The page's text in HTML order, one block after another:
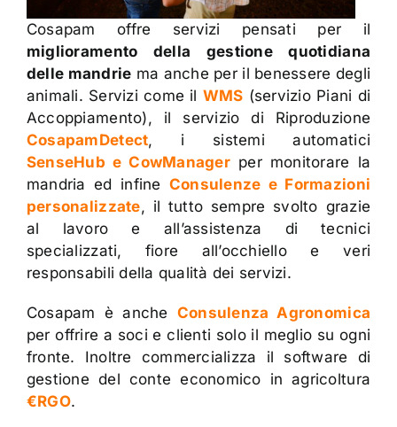
Cosapam offre servizi pensati per il
miglioramento della gestione quotidiana
delle mandrie ma anche per il benessere degli
animali. Servizi come il WMS (servizio Piani di
Accoppiamento), il servizio di Riproduzione
CosapamDetect, i sistemi automatici
SenseHub e CowManagerper monitorare la
mandria ed infine Consulenze e Formazioni
personalizzate, il tutto sempre svolto grazie
al lavoro e all’assistenza di tecnici
specializzati, fiore all’occhiello e veri
responsabili della qualità dei servizi.
Cosapam è anche Consulenza Agronomica
per offrire a soci e clienti solo il meglio su ogni
fronte. Inoltre commercializza il software di
gestione del conte economico in agricoltura
€RGO.